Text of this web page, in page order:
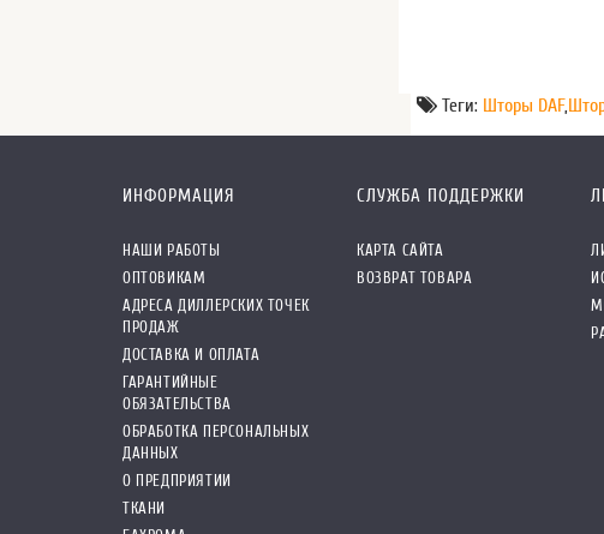
Теги: Шторы DAF,
ИНФОРМАЦИЯ
НАШИ РАБОТЫ
ОПТОВИКАМ
АДРЕСА ДИЛЛЕРСКИХ ТОЧЕК
ПРОДАЖ
ДОСТАВКА И ОПЛАТА
ГАРАНТИЙНЫЕ
ОБЯЗАТЕЛЬСТВА
ОБРАБОТКА ПЕРСОНАЛЬНЫХ
ДАННЫХ
О ПРЕДПРИЯТИИ
ТКАНИ
СЛУЖБА ПОДДЕРЖКИ
КАРТА САЙТА
ВОЗВРАТ ТОВАРА